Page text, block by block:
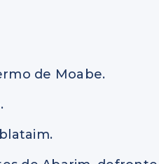
de Moabe.